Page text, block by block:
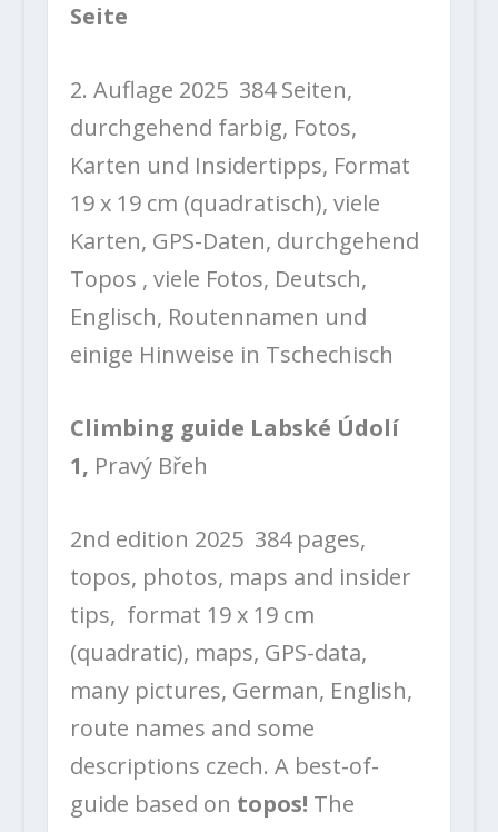
Seite
2. Auflage 2025 384 Seiten,
durchgehend farbig, Fotos,
Karten und Insidertipps, Format
19 x 19 cm (quadratisch), viele
Karten, GPS-Daten, durchgehend
Topos , viele Fotos, Deutsch,
Englisch, Routennamen und
einige Hinweise in Tschechisch
Climbing guide Labské Údolí
1, Pravý Břeh
2nd edition 2025 384 pages,
topos, photos, maps and insider
tips, format 19 x 19 cm
(quadratic), maps, GPS-data,
many pictures, German, English,
route names and some
descriptions czech. A best-of-
guide based on topos! The